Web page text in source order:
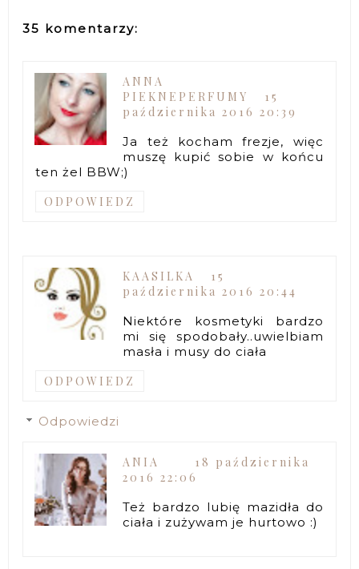
35 komentarzy:
ANNA
PIEKNEPERFUMY
15
października 2016 20:39
Ja też kocham frezje, więc
muszę kupić sobie w końcu
ten żel BBW;)
ODPOWIEDZ
KAASILKA
15
października 2016 20:44
Niektóre kosmetyki bardzo
mi się spodobały..uwielbiam
masła i musy do ciała
ODPOWIEDZ
Odpowiedzi
ANIA
18 października
2016 22:06
Też bardzo lubię mazidła do
ciała i zużywam je hurtowo :)